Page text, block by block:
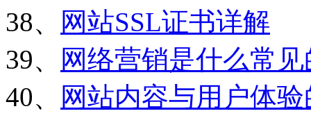
38、
网站SSL证书详解
39、
网络营销是什么常
40、
网站内容与用户体